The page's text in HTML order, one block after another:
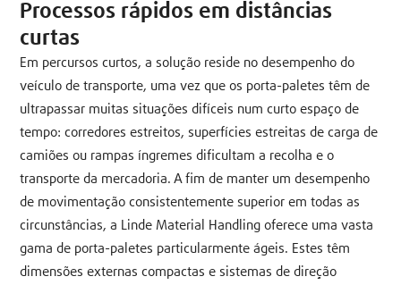
Processos rápidos em distâncias
curtas
Em percursos curtos, a solução reside no desempenho do
veículo de transporte, uma vez que os porta-paletes têm de
ultrapassar muitas situações difíceis num curto espaço de
tempo: corredores estreitos, superfícies estreitas de carga de
camiões ou rampas íngremes dificultam a recolha e o
transporte da mercadoria. A fim de manter um desempenho
de movimentação consistentemente superior em todas as
circunstâncias, a Linde Material Handling oferece uma vasta
gama de porta-paletes particularmente ágeis. Estes têm
dimensões externas compactas e sistemas de direção